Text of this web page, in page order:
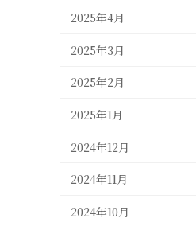
2025年4月
2025年3月
2025年2月
2025年1月
2024年12月
2024年11月
2024年10月